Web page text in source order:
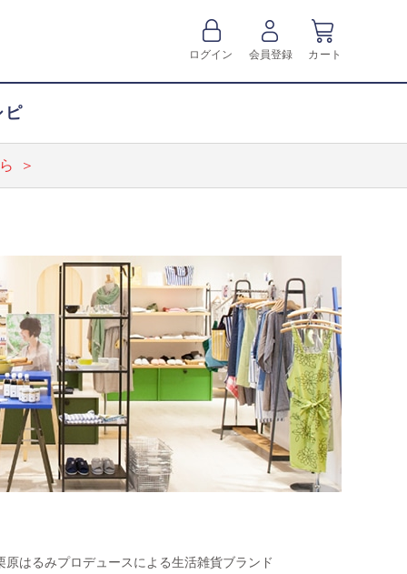
ログイン 会員登録 カート
ピ
＞
はるみプロデュースによる生活雑貨ブランド